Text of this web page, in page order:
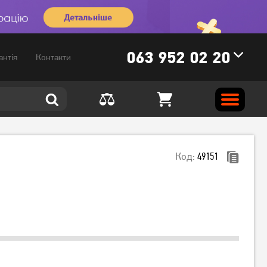
Контакти 063 952 02 20
Код: 49151